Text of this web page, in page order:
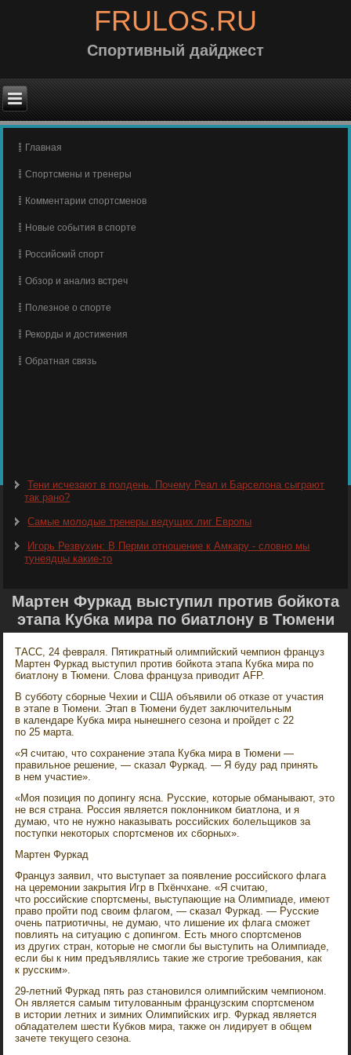
FRULOS.RU
Спортивный дайджест
Главная
Спортсмены и тренеры
Комментарии спортсменов
Новые события в спорте
Российский спорт
Обзор и анализ встреч
Полезное о спорте
Рекорды и достижения
Обратная связь
Тени исчезают в полдень. Почему Реал и Барселона сыграют
так рано?
Самые молодые тренеры ведущих лиг Европы
Игорь Резвухин: В Перми отношение к Амкару - словно мы
тунеядцы какие-то
Мартен Фуркад выступил против бойкота
этапа Кубка мира по биатлону в Тюмени
ТАСС, 24 февраля. Пятикратный олимпийский чемпион француз
Мартен Фуркад выступил против бойкота этапа Кубка мира по
биатлону в Тюмени. Слова француза приводит AFP.
В субботу сборные Чехии и США объявили об отказе от участия
в этапе в Тюмени. Этап в Тюмени будет заключительным
в календаре Кубка мира нынешнего сезона и пройдет с 22
по 25 марта.
«Я считаю, что сохранение этапа Кубка мира в Тюмени —
правильное решение, — сказал Фуркад. — Я буду рад принять
в нем участие».
«Моя позиция по допингу ясна. Русские, которые обманывают, это
не вся страна. Россия является поклонником биатлона, и я
думаю, что не нужно наказывать российских болельщиков за
поступки некоторых спортсменов их сборных».
Мартен Фуркад
Француз заявил, что выступает за появление российского флага
на церемонии закрытия Игр в Пхёнчхане. «Я считаю,
что российские спортсмены, выступающие на Олимпиаде, имеют
право пройти под своим флагом, — сказал Фуркад. — Русские
очень патриотичны, не думаю, что лишение их флага сможет
повлиять на ситуацию с допингом. Есть много спортсменов
из других стран, которые не смогли бы выступить на Олимпиаде,
если бы к ним предъявлялись такие же строгие требования, как
к русским».
29-летний Фуркад пять раз становился олимпийским чемпионом.
Он является самым титулованным французским спортсменом
в истории летних и зимних Олимпийских игр. Фуркад является
обладателем шести Кубков мира, также он лидирует в общем
зачете текущего сезона.